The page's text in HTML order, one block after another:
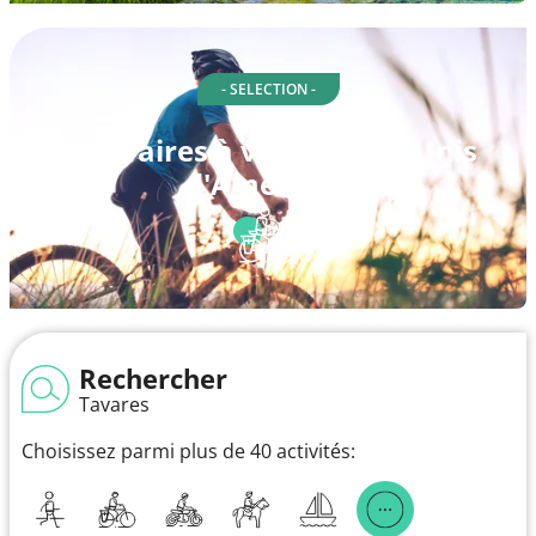
- SELECTION -
Itinéraires à vélo à États-Unis
d'Amérique
Rechercher
Tavares
Choisissez parmi plus de 40 activités: